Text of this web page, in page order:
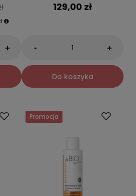
+
129,00 zł
- +
Do koszyka
Promocja